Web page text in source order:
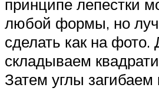
принципе лепестки
любой формы, но
сделать как на фото.
складываем
Затем углы загибаем